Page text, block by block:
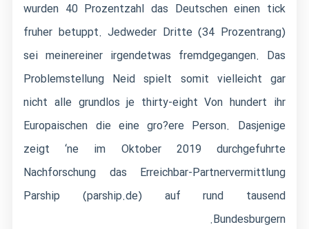
wurden 40 Prozentzahl das Deutschen einen tick
fruher betuppt. Jedweder Dritte (34 Prozentrang)
sei meinereiner irgendetwas fremdgegangen. Das
Problemstellung Neid spielt somit vielleicht gar
nicht alle grundlos je thirty-eight Von hundert ihr
Europaischen die eine gro?ere Person. Dasjenige
zeigt ‘ne im Oktober 2019 durchgefuhrte
Nachforschung das Erreichbar-Partnervermittlung
Parship (parship.de) auf rund tausend
Bundesburgern.